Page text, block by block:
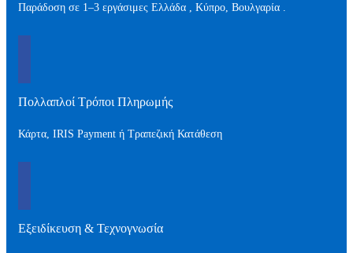
Παράδοση σε 1–3 εργάσιμες Ελλάδα , Kύπρο, Βουλγαρία .
Πολλαπλοί Τρόποι Πληρωμής
Κάρτα, IRIS Payment ή Τραπεζική Κατάθεση
Εξειδίκευση & Τεχνογνωσία